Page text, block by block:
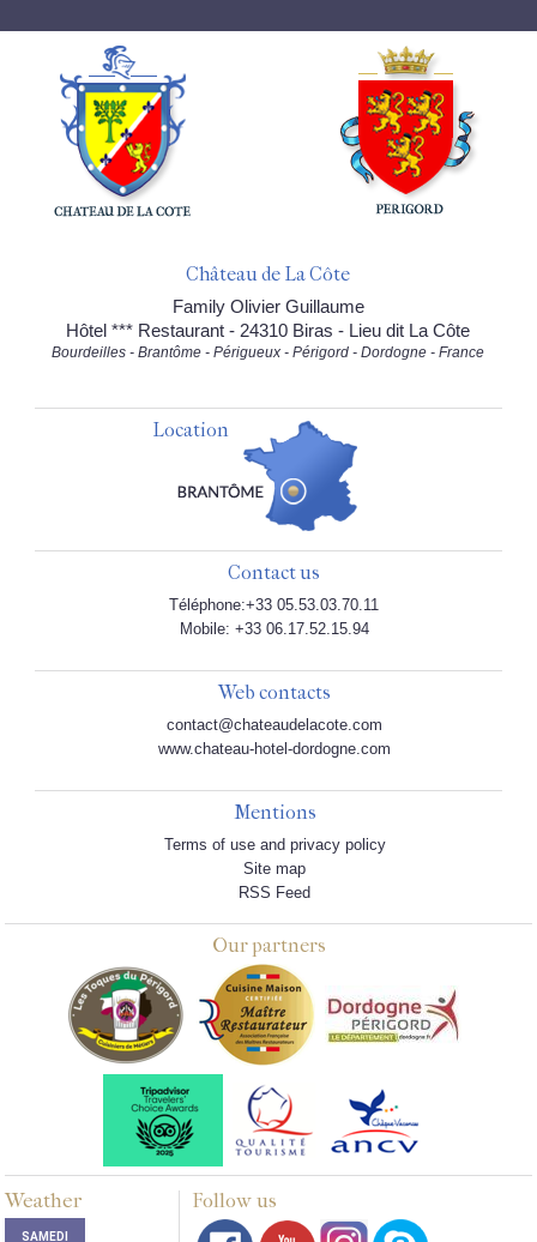
Château de La Côte
Family Olivier Guillaume
Hôtel *** Restaurant - 24310 Biras - Lieu dit La Côte
Bourdeilles - Brantôme - Périgueux - Périgord - Dordogne - France
Location
Contact us
Téléphone:+33 05.53.03.70.11
Mobile: +33 06.17.52.15.94
Web contacts
contact@chateaudelacote.com
www.chateau-hotel-dordogne.com
Mentions
Terms of use and privacy policy
Site map
RSS Feed
Our partners
Weather Follow us